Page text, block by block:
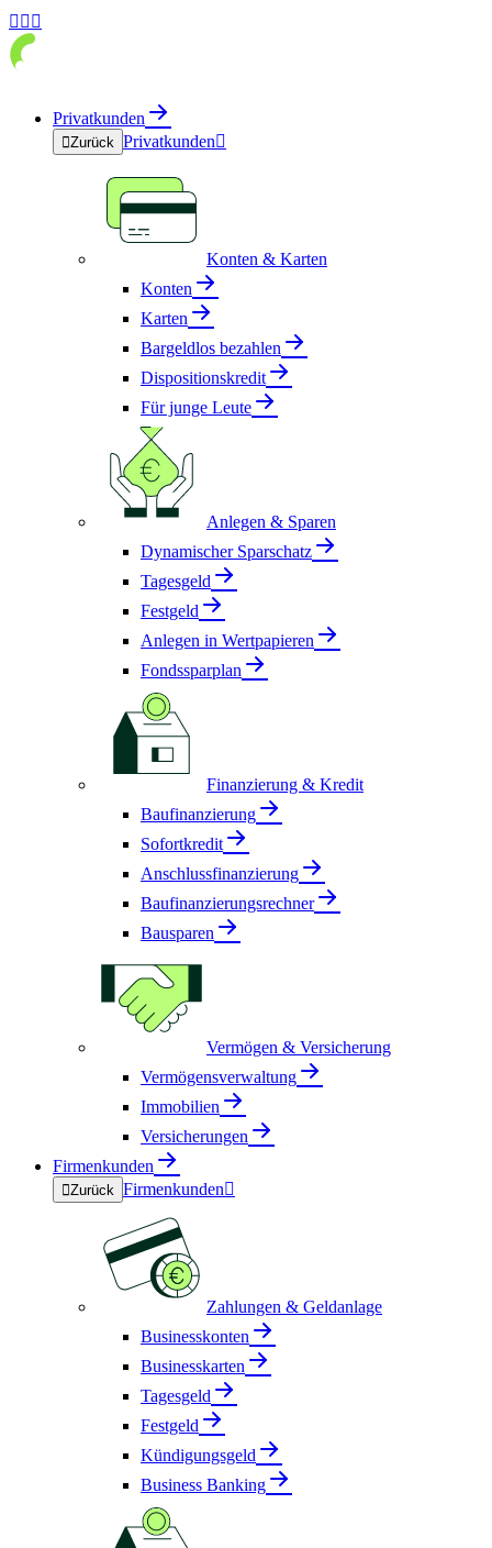
  
Privatkunden
Zurück Privatkunden
Konten & Karten
Konten
Karten
Bargeldlos bezahlen
Dispositionskredit
Für junge Leute
Anlegen & Sparen
Dynamischer Sparschatz
Tagesgeld
Festgeld
Anlegen in Wertpapieren
Fondssparplan
Finanzierung & Kredit
Baufinanzierung
Sofortkredit
Anschlussfinanzierung
Baufinanzierungsrechner
Bausparen
Vermögen & Versicherung
Vermögensverwaltung
Immobilien
Versicherungen
Firmenkunden
Zurück Firmenkunden
Zahlungen & Geldanlage
Businesskonten
Businesskarten
Tagesgeld
Festgeld
Kündigungsgeld
Business Banking